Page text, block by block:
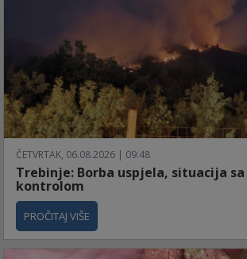
ČETVRTAK, 06.08.2026 | 09:48
Trebinje: Borba uspjela, situacija
kontrolom
PROČITAJ VIŠE